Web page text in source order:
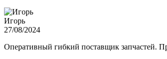
Игорь
27/08/2024
Оперативный гибкий поставщик запчастей.